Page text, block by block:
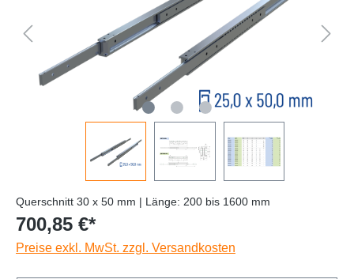
Querschnitt 30 x 50 mm | Länge: 200 bis 1600 mm
700,85 €*
Preise exkl. MwSt. zzgl. Versandkosten